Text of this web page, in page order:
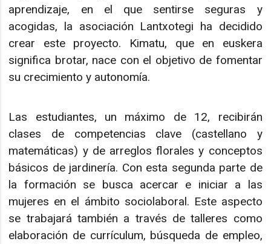
aprendizaje, en el que sentirse seguras y
acogidas, la asociación Lantxotegi ha decidido
crear este proyecto. Kimatu, que en euskera
significa brotar, nace con el objetivo de fomentar
su crecimiento y autonomía.
Las estudiantes, un máximo de 12, recibirán
clases de competencias clave (castellano y
matemáticas) y de arreglos florales y conceptos
básicos de jardinería. Con esta segunda parte de
la formación se busca acercar e iniciar a las
mujeres en el ámbito sociolaboral. Este aspecto
se trabajará también a través de talleres como
elaboración de currículum, búsqueda de empleo,